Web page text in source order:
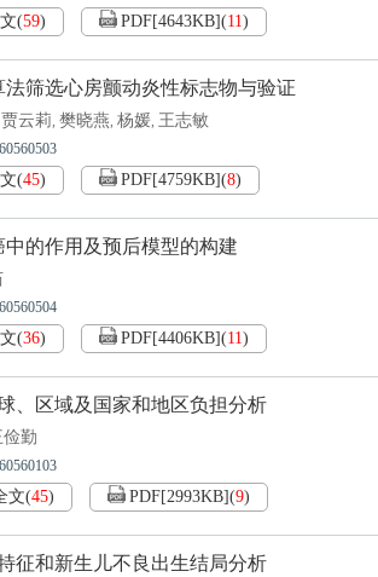
(59) PDF[4643KB](11)
筛选心房颤动炎性标志物与验证
贾云莉, 樊晓燕, 杨媛, 王志敏
(45) PDF[4759KB](8)
的作用及预后模型的构建
(36) PDF[4406KB](11)
、区域及国家和地区负担分析
俭勤
文(45) PDF[2993KB](9)
征和新生儿不良出生结局分析